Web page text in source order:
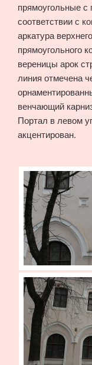
прямоугольные
соответствии с
аркатура
прямоугольного
вереницы арок
линия отмечена
венчающий
Портал в левом
акцентирован.